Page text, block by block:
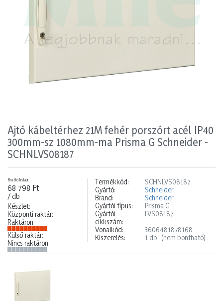
Ajtó kábeltérhez 21M fehér porszórt acél IP40
300mm-sz 1080mm-ma Prisma G Schneider -
SCHNLVS08187
Bruttó listaár
68 798 Ft
/ db
Készlet:
Központi raktár:
Raktáron
Külső raktár:
Nincs raktáron
Termékkód:
SCHNLVS08187
Gyártó:
Schneider
Brand:
Schneider
Gyártói típus:
Prisma G
Gyártói
cikkszám:
LVS08187
Vonalkód:
3606481878168
Kiszerelés:
1 db (nem bontható)